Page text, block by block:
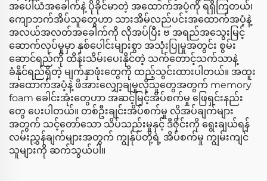
အပေါ်ယံအခေါက်နဲ့ ပိုခိုင်မာတဲ့ အထောက်အပံ့ကို ရရှိကြတယ်၊
ကျောဘက်အိပ်သူတွေဟာ သားအိမ်လည်ပင်းအထောက်အပံ့နဲ့
အလယ်အလတ်အခေါက်ကို လိုအပ်ပြီး ဗ အရည်အသွေးမြင့်
ဆောက်လုပ်မှုမှာ နှစ်ပေါင်းများစွာ အသုံးပြုမှုအတွင်း စွမ်း
ဆောင်ရည်ကို ထိန်းသိမ်းပေးနိုင်တဲ့ သက်တောင့်သက်သာနဲ့
ခံနိုင်ရည်ရှိတဲ့ မျက်နှာဖုံးတွေကို ထည့်သွင်းထားပါတယ်။ အထူး
အထောက်အပံ့နဲ့ ဖိအားလျှော့ချမှုလိုသူတွေအတွက် memory
foam ခေါင်းအုံးတွေဟာ အဆင့်မြင့်အိပ်စက်မှု ဖြေရှင်းနည်း
တွေ ပေးပါတယ်။ တစ်ဦးချင်းအိပ်စက်မှု လိုအပ်ချက်များ
အတွက် သင့်တော်သော သိပ်သည်းမှုနှင့် ဒီဇိုင်းကို ရွေးချယ်ရန်
လမ်းညွှန်ချက်များအတွက် ကျွန်ုပ်တို့ရဲ့ အိပ်စက်မှု ကျွမ်းကျင်
သူများကို ဆက်သွယ်ပါ။